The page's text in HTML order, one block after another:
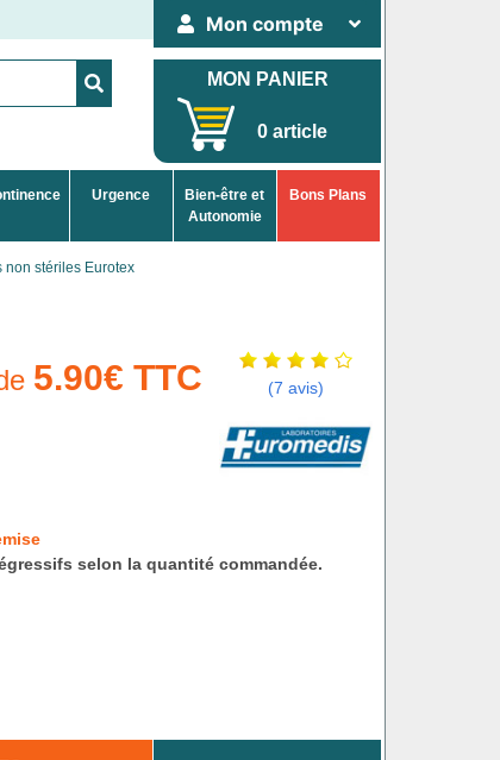
Mon compte
MON PANIER
0 article
Urgence
Bien-être et
Autonomie
Bons Plans
non stériles Eurotex
5.90€ TTC (7 avis)
selon la quantité commandée.